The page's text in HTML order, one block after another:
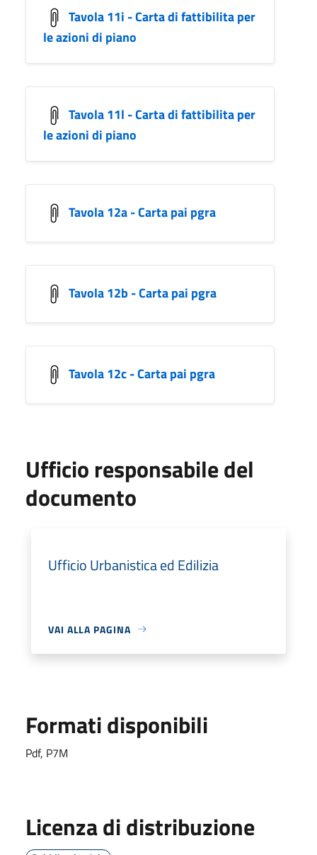
Tavola 11i - Carta di fattibilita per
le azioni di piano
Tavola 11l - Carta di fattibilita per
le azioni di piano
Tavola 12a - Carta pai pgra
Tavola 12b - Carta pai pgra
Tavola 12c - Carta pai pgra
Ufficio responsabile del
documento
Ufficio Urbanistica ed Edilizia
VAI ALLA PAGINA
Formati disponibili
Pdf, P7M
Licenza di distribuzione